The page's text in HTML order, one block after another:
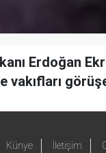
Erdoğan
vakıfları
Künye İletişim